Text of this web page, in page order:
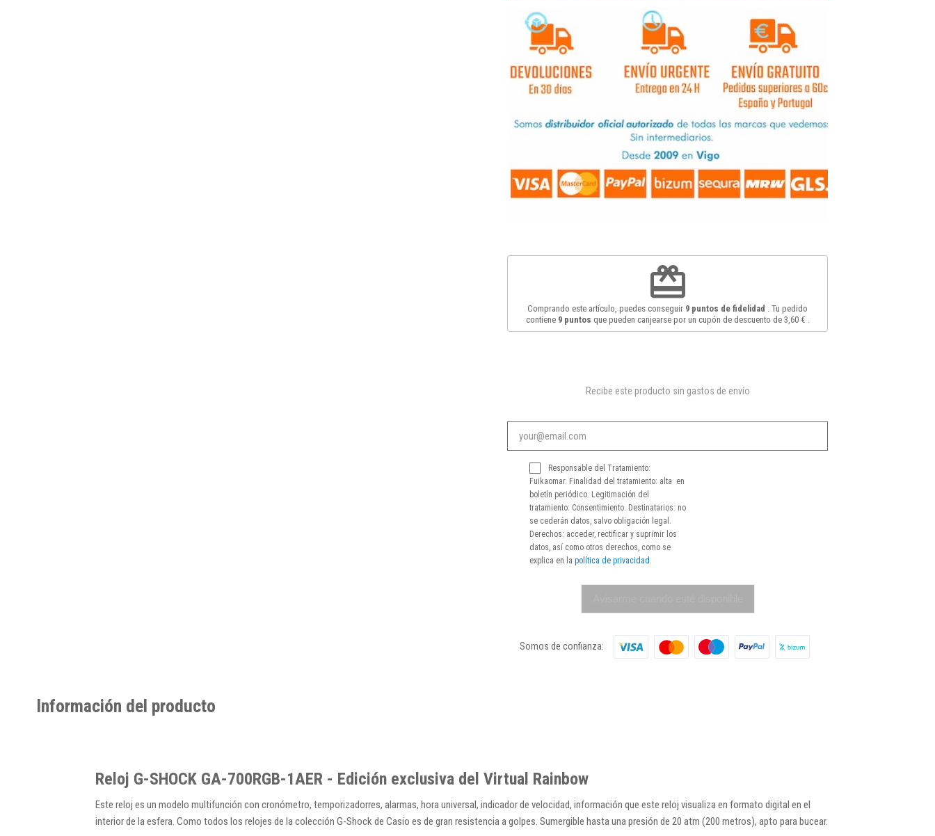
redeem
Comprando este artículo, puedes conseguir 9 puntos de fidelidad . Tu pedido
contiene 9puntos que pueden canjearse por un cupón de descuento de 3,60 €
Recibe este producto sin gastos de envío
Responsable del Tratamiento:
Fuikaomar. Finalidad del tratamiento: alta en
boletín periódico. Legitimación del
tratamiento: Consentimiento. Destinatarios: no
se cederán datos, salvo obligación legal.
Derechos: acceder, rectificar y suprimir los
datos, así como otros derechos, como se
explica en la política de privacidad
Somos de confianza:
Información del producto
Reloj G-SHOCK GA-700RGB-1AER - Edición exclusiva del Virtual Rainbow
Este reloj es un modelo multifunción con cronómetro, temporizadorres, alarmas, hora universal, indicador de velocidad, información que este reloj visualiza en formato digital en el
interior de la esfera. Como todos los relojes de la colección G-Shock de Casio es de gran resistencia a golpes. Sumergible hasta una presión de 20 atm (200 metros), apto para bucear.